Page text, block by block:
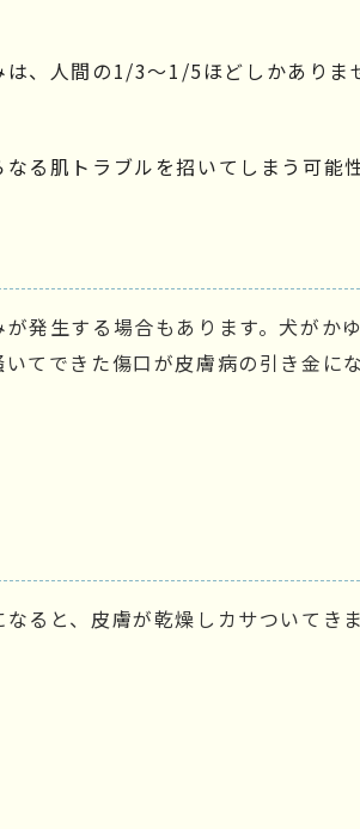
、人間の1/3～1/5ほどしかありま
る肌トラブルを招いてしまう可能
発生する場合もあります。犬が
てできた傷口が皮膚病の引き金に
ると、皮膚が乾燥しカサついてき